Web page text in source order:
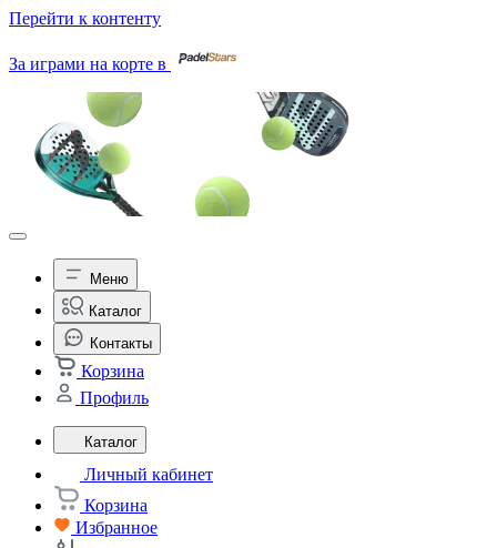
Перейти к контенту
За играми на корте в
Меню
Каталог
Контакты
Корзина
Профиль
Каталог
Личный кабинет
Корзина
Избранное